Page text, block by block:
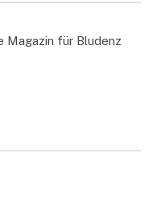
Magazin für Bludenz